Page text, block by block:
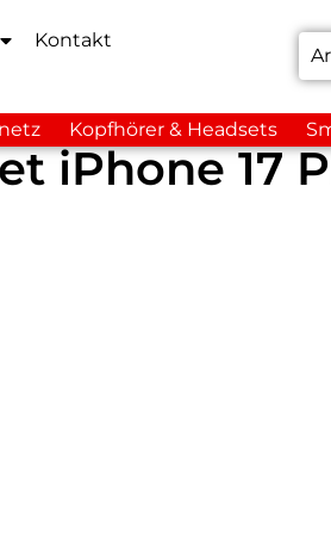
Kontakt
Kopfhörer & Headsets
iPhone 17